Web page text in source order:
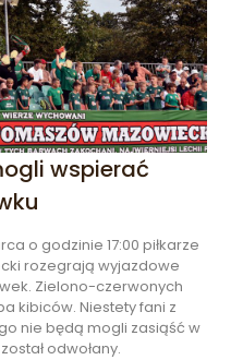
wspierać
o godzinie 17:00 piłkarze
rozegrają wyjazdowe
Zielono-czerwonych
kibiców. Niestety fani z
nie będą mogli zasiąść w
odwołany.